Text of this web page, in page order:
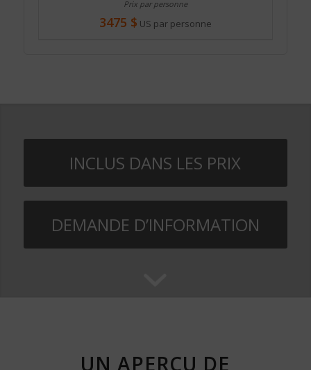
3475 $ US par personne
INCLUS DANS LES PRIX
DEMANDE D’INFORMATION
UN APERÇU DE